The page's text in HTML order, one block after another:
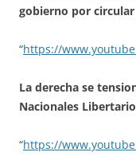
gobierno por
“https://
La derecha se
Nacionales
“https://